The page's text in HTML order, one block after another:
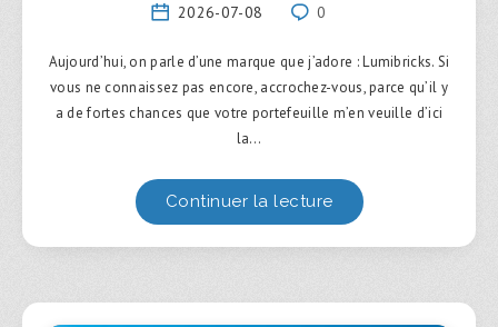
2026-07-08 0
Aujourd’hui, on parle d’une marque que j’adore : Lumibricks. Si
vous ne connaissez pas encore, accrochez-vous, parce qu’il y
a de fortes chances que votre portefeuille m’en veuille d’ici
la…
Continuer la lecture